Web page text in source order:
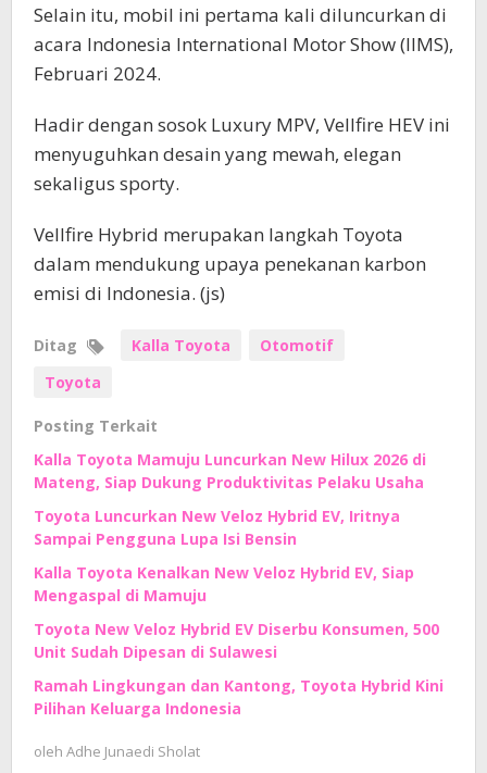
Selain itu, mobil ini pertama kali diluncurkan di
acara Indonesia International Motor Show (IIMS),
Februari 2024.
Hadir dengan sosok Luxury MPV, Vellfire HEV ini
menyuguhkan desain yang mewah, elegan
sekaligus sporty.
Vellfire Hybrid merupakan langkah Toyota
dalam mendukung upaya penekanan karbon
emisi di Indonesia. (js)
Ditag Kalla Toyota
Otomotif
Toyota
Posting Terkait
Kalla Toyota Mamuju Luncurkan New Hilux 2026 di
Mateng, Siap Dukung Produktivitas Pelaku Usaha
Toyota Luncurkan New Veloz Hybrid EV, Iritnya
Sampai Pengguna Lupa Isi Bensin
Kalla Toyota Kenalkan New Veloz Hybrid EV, Siap
Mengaspal di Mamuju
Toyota New Veloz Hybrid EV Diserbu Konsumen, 500
Unit Sudah Dipesan di Sulawesi
Ramah Lingkungan dan Kantong, Toyota Hybrid Kini
Pilihan Keluarga Indonesia
oleh Adhe Junaedi Sholat